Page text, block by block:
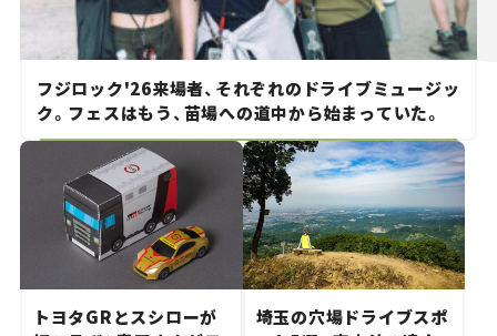
フジロック'26来場者、それぞれのドライブミュージッ
ク。フェスはもう、苗場への道中から始まっていた。
トヨタGRとスシローが
埼玉の穴場ドライブスポ